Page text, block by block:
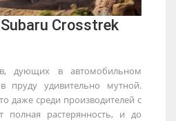
Crosstrek
дующих в автомобильном
пруду удивительно мутной.
даже среди производителей с
полная растерянность, и до